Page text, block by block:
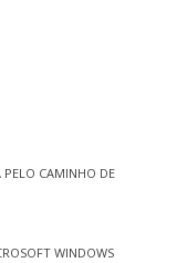
PELO CAMINHO DE
WINDOWS